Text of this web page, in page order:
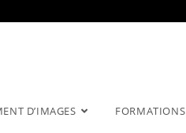
D’IMAGES FORMATIONS